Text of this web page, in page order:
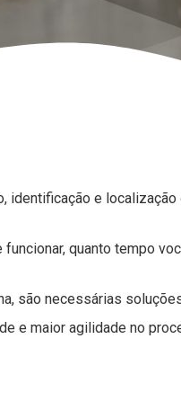
identificação e
quanto tempo
são necessárias
e maior agilidade no